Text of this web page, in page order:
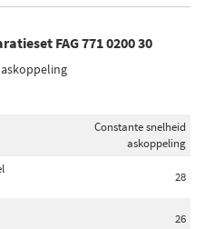
FAG 771 0200 30
Constante snelheid
askoppeling
28
26